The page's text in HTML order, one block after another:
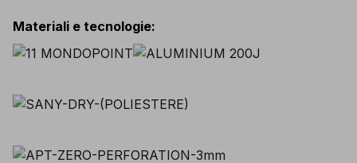
Materiali e tecnologie: